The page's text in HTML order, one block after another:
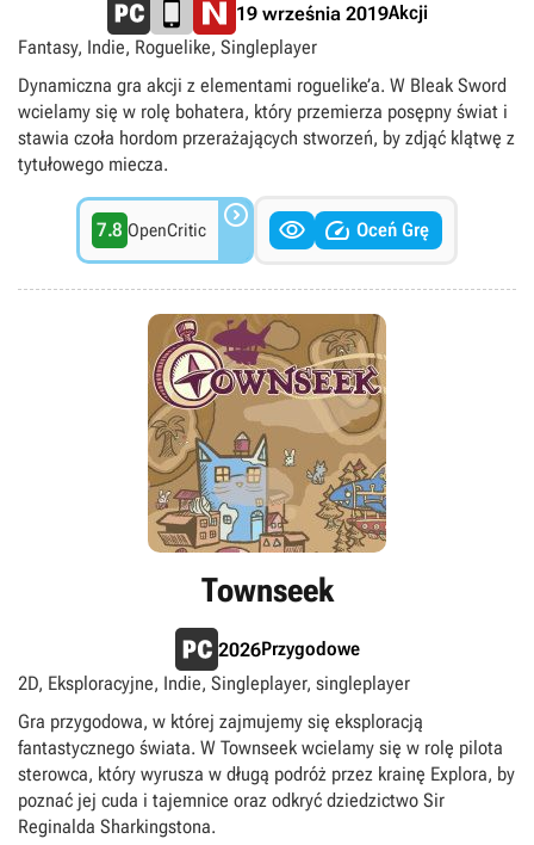
19 września 2019Akcji
Fantasy, Indie, Roguelike, Singleplayer
Dynamiczna gra akcji z elementami roguelike’a. W Bleak Sword
wcielamy się w rolę bohatera, który przemierza posępny świat i
stawia czoła hordom przerażających stworzeń, by zdjąć klątwę z
tytułowego miecza.
7.8 OpenCritic    Oceń Grę
Townseek
2026Przygodowe
2D, Eksploracyjne, Indie, Singleplayer, singleplayer
Gra przygodowa, w której zajmujemy się eksploracją
fantastycznego świata. W Townseek wcielamy się w rolę pilota
sterowca, który wyrusza w długą podróż przez krainę Explora, by
poznać jej cuda i tajemnice oraz odkryć dziedzictwo Sir
Reginalda Sharkingstona.